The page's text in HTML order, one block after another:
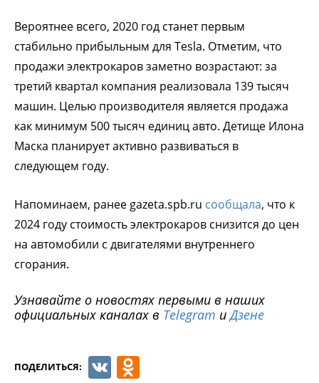
Вероятнее всего, 2020 год станет первым
стабильно прибыльным для Tesla. Отметим, что
продажи электрокаров заметно возрастают: за
третий квартал компания реализовала 139 тысяч
машин. Целью производителя является продажа
как минимум 500 тысяч единиц авто. Детище Илона
Маска планирует активно развиваться в
следующем году.
Напоминаем, ранее gazeta.spb.ru сообщала, что к
2024 году стоимость электрокаров снизится до цен
на автомобили с двигателями внутреннего
сгорания.
Узнавайте о новостях первыми в наших
официальных каналах в Telegram иДзене
ПОДЕЛИТЬСЯ: VK